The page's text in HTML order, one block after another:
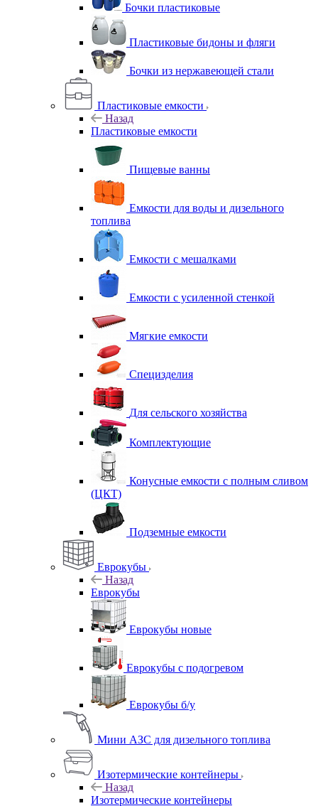
Бочки пластиковые
Пластиковые бидоны и фляги
Бочки из нержавеющей стали
Пластиковые емкости
Назад
Пластиковые емкости
Пищевые ванны
Емкости для воды и дизельного
топлива
Емкости с мешалками
Емкости с усиленной стенкой
Мягкие емкости
Специзделия
Для сельского хозяйства
Комплектующие
Конусные емкости с полным сливом
(ЦКТ)
Подземные емкости
Еврокубы
Назад
Еврокубы
Еврокубы новые
Еврокубы с подогревом
Еврокубы б/у
Мини АЗС для дизельного топлива
Изотермические контейнеры
Назад
Изотермические контейнеры